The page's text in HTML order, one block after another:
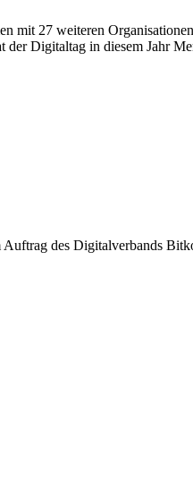
mit 27 weiteren
Digitaltag in diesem Jahr
des Digitalverbands